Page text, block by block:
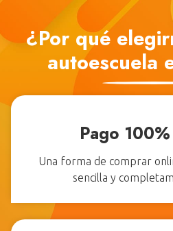
¿Por qué
autoescuela
Pago
Una forma de comprar
sencilla y